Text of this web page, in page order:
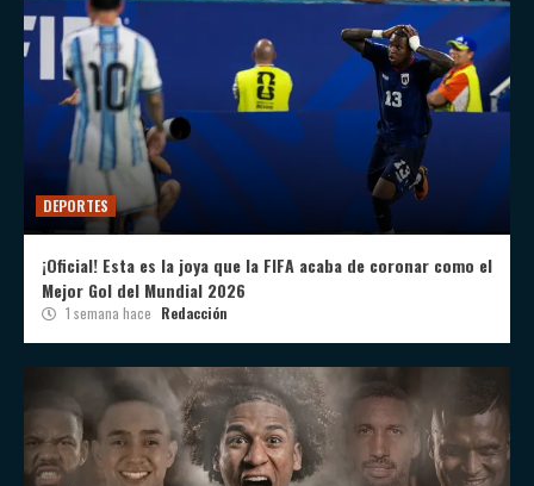
DEPORTES
¡Oficial! Esta es la joya que la FIFA acaba de coronar como el
Mejor Gol del Mundial 2026
1 semana hace Redacción